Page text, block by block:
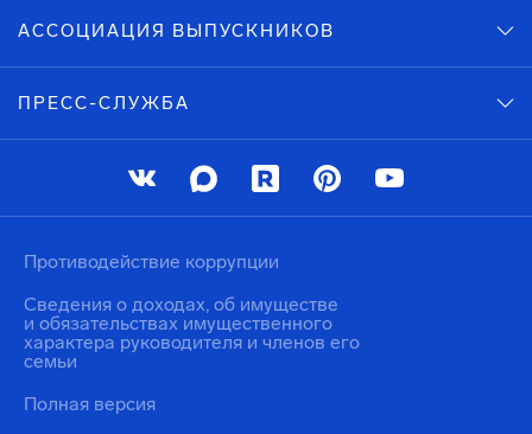
АССОЦИАЦИЯ ВЫПУСКНИКОВ
ПРЕСС-СЛУЖБА
Противодействие коррупции
Сведения о доходах, об имуществе
и обязательствах имущественного
характера руководителя и членов его
семьи
Полная версия